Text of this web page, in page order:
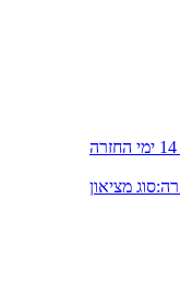
:סוג מציאון